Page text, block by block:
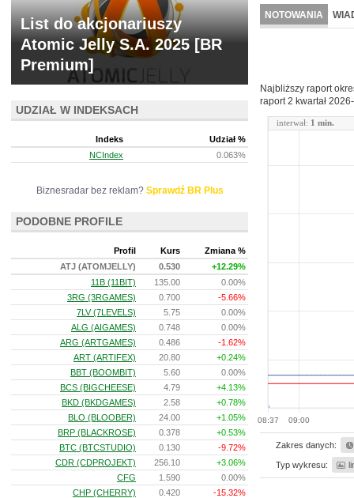
BR LAB
NOTOWANIA
Najbliższy raport
raport 2 kwartał
08:37 09:00
interwał: 1 min.
Zakres danych:
Typ wykresu:
List do akcjonariuszy
Atomic Jelly S.A. 2025 [BR
Premium]
UDZIAŁ W INDEKSACH
Indeks
Udział %
NCIndex
0.063%
Biznesradar bez reklam? Sprawdź BR Plus
PODOBNE PROFILE
Profil Kurs
Zmiana %
ATJ (ATOMJELLY)
0.530
+12.29%
11B (11BIT)
135.00
0.00%
3RG (3RGAMES)
0.700
-5.66%
7LV (7LEVELS)
5.75
0.00%
ALG (AIGAMES)
0.748
0.00%
ARG (ARTGAMES)
0.486
-1.62%
ART (ARTIFEX)
20.80
+0.24%
BBT (BOOMBIT)
5.60
0.00%
BCS (BIGCHEESE)
4.79
+4.13%
BKD (BKDGAMES)
2.58
+0.78%
BLO (BLOOBER)
24.00
+1.05%
BRP (BLACKROSE)
0.378
+0.53%
BTC (BTCSTUDIO)
0.130
-9.72%
CDR (CDPROJEKT)
256.10
+3.06%
CFG
1.590
0.00%
CHP (CHERRY)
0.420
-15.32%